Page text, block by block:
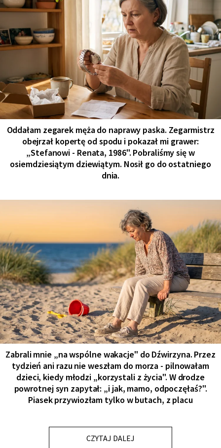
Oddałam zegarek męża do naprawy paska. Zegarmistrz
obejrzał kopertę od spodu i pokazał mi grawer:
„Stefanowi - Renata, 1986". Pobraliśmy się w
osiemdziesiątym dziewiątym. Nosił go do ostatniego
dnia.
Zabrali mnie „na wspólne wakacje" do Dźwirzyna. Przez
tydzień ani razu nie weszłam do morza - pilnowałam
dzieci, kiedy młodzi „korzystali z życia". W drodze
powrotnej syn zapytał: „i jak, mamo, odpoczęłaś?".
Piasek przywiozłam tylko w butach, z placu
CZYTAJ DALEJ